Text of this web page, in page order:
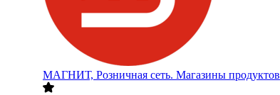
МАГНИТ, Розничная сеть. Магазины продуктов